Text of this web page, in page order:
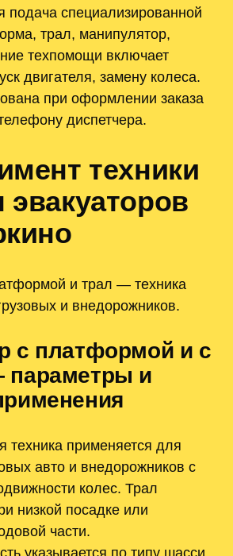
подача специализированной
трал, манипулятор,
техпомощи включает
двигателя, замену колеса.
при оформлении заказа
диспетчера.
техники
и трал — техника
и внедорожников.
с платформой и с
параметры и
техника применяется для
авто и внедорожников с
колес. Трал
низкой посадке или
части.
указывается по типу шасси